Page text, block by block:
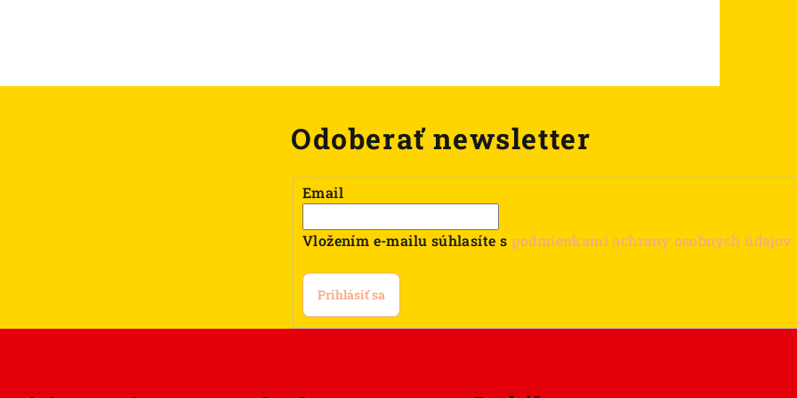
Odoberať newsletter
Email
Vložením e-mailu súhlasíte s podmienkami ochrany osobných údajov
Prihlásiť sa